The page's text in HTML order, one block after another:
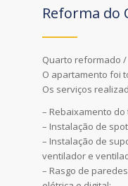
Reforma do
Quarto reformado
O apartamento foi
Os serviços
– Rebaixamento
– Instalação de
– Instalação de
ventilador e
– Rasgo de